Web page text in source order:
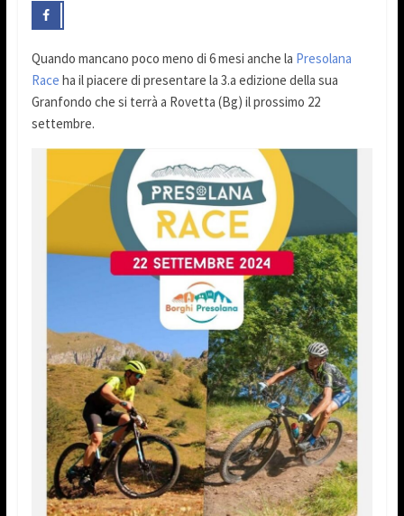
Quando mancano poco meno di 6 mesi anche la Presolana
Race ha il piacere di presentare la 3.a edizione della sua
Granfondo che si terrà a Rovetta (Bg) il prossimo 22
settembre.